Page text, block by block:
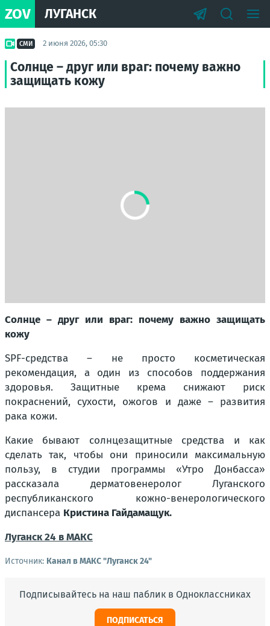
ZOV ЛУГАНСК
СМИ 2 июня 2026, 05:30
Солнце – друг или враг: почему важно
защищать кожу
Солнце – друг или враг: почему важно защищать
кожу
SPF-средства – не просто косметическая
рекомендация, а один из способов поддержания
здоровья. Защитные крема снижают риск
покраснений, сухости, ожогов и даже – развития
рака кожи.
Какие бывают солнцезащитные средства и как
сделать так, чтобы они приносили максимальную
пользу, в студии программы «Утро Донбасса»
рассказала дерматовенеролог Луганского
республиканского кожно-венерологического
диспансера Кристина Гайдамащук.
Луганск 24 в МАКС
Источник: Канал в МАКС "Луганск 24"
Подписывайтесь на наш паблик в Одноклассниках
ПОДПИСАТЬСЯ